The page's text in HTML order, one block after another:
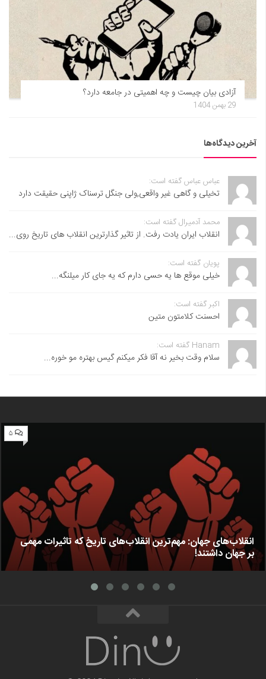
آزادی بیان چیست و چه اهمیتی در جامعه دارد؟
29 بهمن 1404
آخرین دیدگاه‌ها
عباس عباس گفته است:
تخیلی و گاهی غیر واقعی,ولی جنگل ترسناک ژاپنی حقیقت دارد
محمد آدمیرال گفته است:
انقلاب ایران یادت رفت. از تاثیر گذارترین انقلاب های تاریخ روی...
پویان گفته است:
خیلی موقع ها یه حسی دارم که یه جای کار میلنگه...
اکبر گفته است:
احسنت ‌کلامتون متین
Hanam گفته است:
سلام وقت بخیر نه آقا فکر میکنم گیس بهتره مو خوره...
۵
انقلاب‌های جهان: مهم‌ترین انقلاب‌های تاریخ که تاثیرات مهمی
بر جهان داشتند!